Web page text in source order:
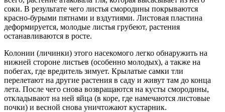
соки. В результате чего листья смородины покрываются
красно-бурыми пятнами и вздутиями. Листовая пластина
деформируется, молодые листья грубеют, растения
останавливаются в росте.
Колонии (личинки) этого насекомого легко обнаружить на
нижней стороне листьев (особенно молодых), а также на
побегах, где вредитель зимует. Крылатые самки тли
перелетают на другие растения в саду и живут там до конца
лета. После чего снова возвращаются на кусты смородины,
откладывают на ней яйца (в коре, где намечаются листовые
почки) и весной снова уничтожают кустарник.